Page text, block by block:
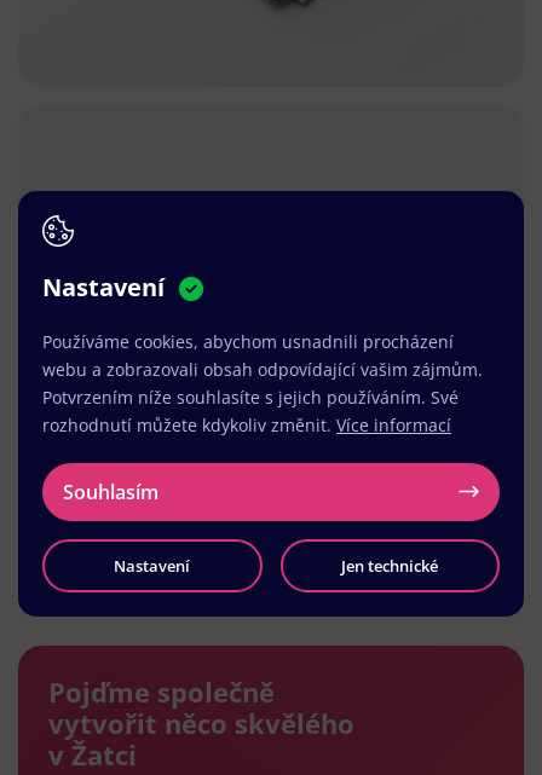
Načíst další
Pojďme společně
vytvořit něco skvělého
v Žatci
Nastavení
Používáme cookies, abychom usnadnili procházení
webu a zobrazovali obsah odpovídající vašim zájmům.
Potvrzením níže souhlasíte s jejich používáním. Své
rozhodnutí můžete kdykoliv změnit. Více informací
Souhlasím
Nastavení Jen technické